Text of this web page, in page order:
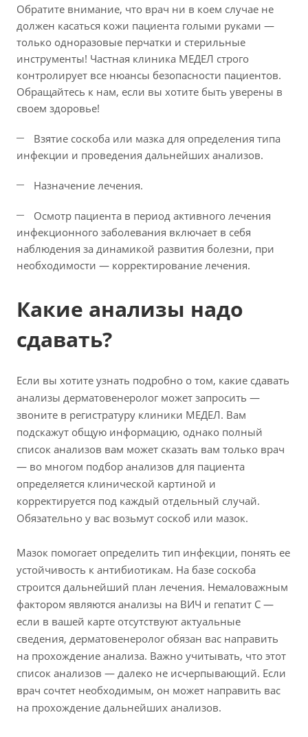
Обратите внимание, что врач ни в коем случае не
должен касаться кожи пациента голыми руками —
только одноразовые перчатки и стерильные
инструменты! Частная клиника МЕДЕЛ строго
контролирует все нюансы безопасности пациентов.
Обращайтесь к нам, если вы хотите быть уверены в
своем здоровье!
Взятие соскоба или мазка для определения типа
инфекции и проведения дальнейших анализов.
Назначение лечения.
Осмотр пациента в период активного лечения
инфекционного заболевания включает в себя
наблюдения за динамикой развития болезни, при
необходимости — корректирование лечения.
Какие анализы надо
сдавать?
Если вы хотите узнать подробно о том, какие сдавать
анализы дерматовенеролог может запросить —
звоните в регистратуру клиники МЕДЕЛ. Вам
подскажут общую информацию, однако полный
список анализов вам может сказать вам только врач
— во многом подбор анализов для пациента
определяется клинической картиной и
корректируется под каждый отдельный случай.
Обязательно у вас возьмут соскоб или мазок.
Мазок помогает определить тип инфекции, понять ее
устойчивость к антибиотикам. На базе соскоба
строится дальнейший план лечения. Немаловажным
фактором являются анализы на ВИЧ и гепатит С —
если в вашей карте отсутствуют актуальные
сведения, дерматовенеролог обязан вас направить
на прохождение анализа. Важно учитывать, что этот
список анализов — далеко не исчерпывающий. Если
врач сочтет необходимым, он может направить вас
на прохождение дальнейших анализов.